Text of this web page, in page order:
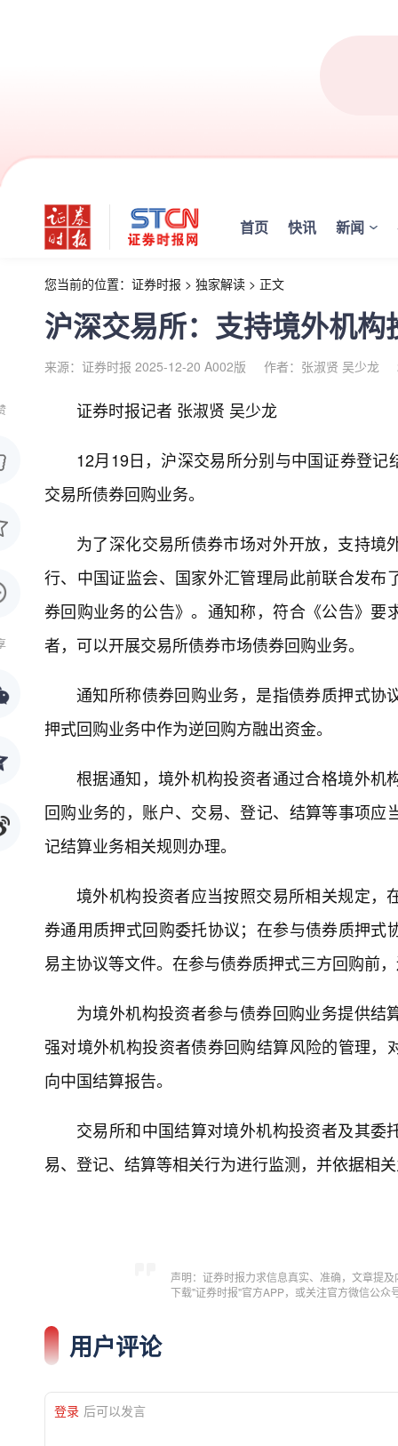
首页 快讯 新闻
您当前的位置： 证券时报 > 独家解读 > 正文
沪深交易所：支持境外机
来源：证券时报 2025-12-20 A002版 作者：张淑贤 吴少龙
证券时报记者 张淑贤 吴少龙
12月19日，沪深交易所分别与中国证券登
交易所债券回购业务。
为了深化交易所债券市场对外开放，支持
行、中国证监会、国家外汇管理局此前联合发
券回购业务的公告》。通知称，符合《公告》
者，可以开展交易所债券市场债券回购业务。
通知所称债券回购业务，是指债券质押式
押式回购业务中作为逆回购方融出资金。
根据通知，境外机构投资者通过合格境外
回购业务的，账户、交易、登记、结算等事项
记结算业务相关规则办理。
境外机构投资者应当按照交易所相关规定
券通用质押式回购委托协议；在参与债券质押
易主协议等文件。在参与债券质押式三方回购前
为境外机构投资者参与债券回购业务提供
强对境外机构投资者债券回购结算风险的管理
向中国结算报告。
交易所和中国结算对境外机构投资者及其
易、登记、结算等相关行为进行监测，并依据相
声明：证券时报力求信息真实、准确，文章提
下载"证券时报"官方APP，或关注官方微信公
用户评论
登录 后可以发言